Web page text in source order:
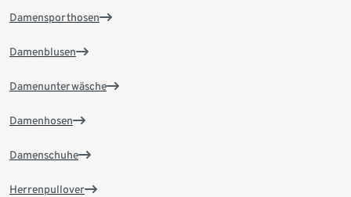
Damensporthosen
Damenblusen
Damenunterwäsche
Damenhosen
Damenschuhe
Herrenpullover